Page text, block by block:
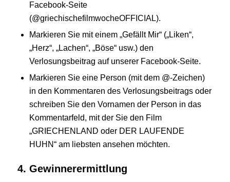
Facebook-Seite
(@griechischefilmwocheOFFICIAL).
Markieren Sie mit einem „Gefällt Mir“ („Liken“,
„Herz“, „Lachen“, „Böse“ usw.) den
Verlosungsbeitrag auf unserer Facebook-Seite.
Markieren Sie eine Person (mit dem @-Zeichen)
in den Kommentaren des Verlosungsbeitrags oder
schreiben Sie den Vornamen der Person in das
Kommentarfeld, mit der Sie den Film
„GRIECHENLAND oder DER LAUFENDE
HUHN“ am liebsten ansehen möchten.
4. Gewinnerermittlung